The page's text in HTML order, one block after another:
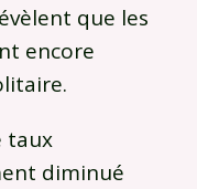
que les
encore
taux
diminué